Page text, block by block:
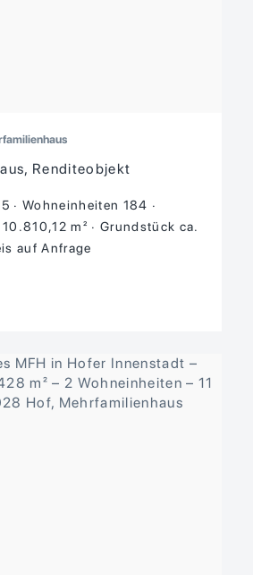
Renditeobjekt
Wohneinheiten 184
m²
Grund­stück ca.
auf Anfrage